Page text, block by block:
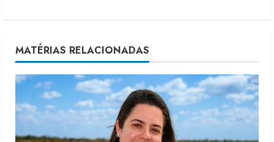
e
R
e
a
MATÉRIAS RELACIONADAS